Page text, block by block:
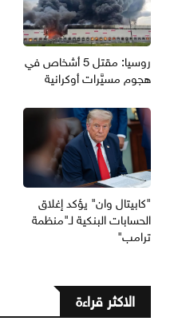
روسيا: مقتل 5 أشخاص في
هجوم مسيَّرات أوكرانية
"كابيتال وان" يؤكد إغلاق
الحسابات البنكية لـ"منظمة
ترامب"
الاكثر قراءة